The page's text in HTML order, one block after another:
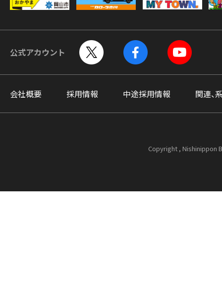
公式アカウント
会社概要 採用情報 中途採用情報 関連、
Copyright , Nishinippon